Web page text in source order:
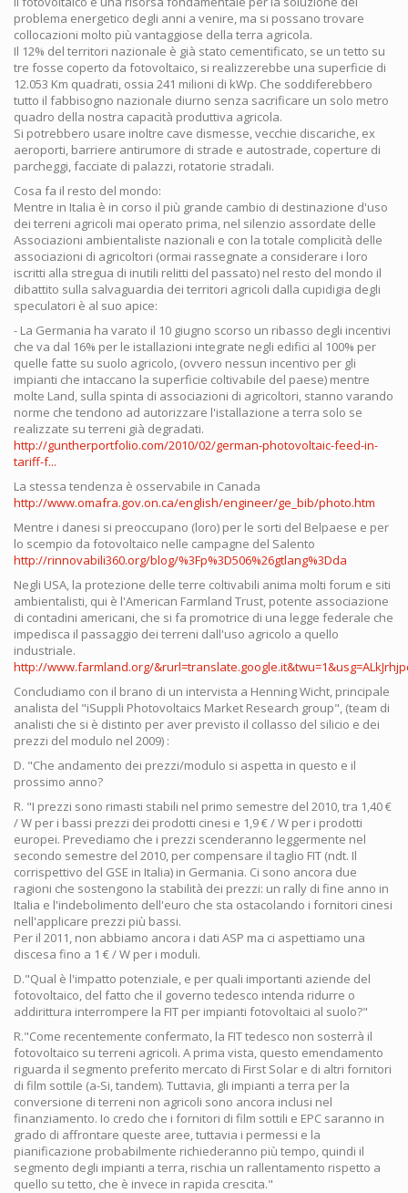
problema energetico degli anni a venire, ma si possano trovare
collocazioni molto più vantaggiose della terra agricola.
Il 12% del territori nazionale è già stato cementificato, se un tetto su
tre fosse coperto da fotovoltaico, si realizzerebbe una superficie di
12.053 Km quadrati, ossia 241 milioni di kWp. Che soddiferebbero
tutto il fabbisogno nazionale diurno senza sacrificare un solo metro
quadro della nostra capacità produttiva agricola.
Si potrebbero usare inoltre cave dismesse, vecchie discariche, ex
aeroporti, barriere antirumore di strade e autostrade, coperture di
parcheggi, facciate di palazzi, rotatorie stradali.
Cosa fa il resto del mondo:
Mentre in Italia è in corso il più grande cambio di destinazione d'uso
dei terreni agricoli mai operato prima, nel silenzio assordate delle
Associazioni ambientaliste nazionali e con la totale complicità delle
associazioni di agricoltori (ormai rassegnate a considerare i loro
iscritti alla stregua di inutili relitti del passato) nel resto del mondo il
dibattito sulla salvaguardia dei territori agricoli dalla cupidigia degli
speculatori è al suo apice:
- La Germania ha varato il 10 giugno scorso un ribasso degli incentivi
che va dal 16% per le istallazioni integrate negli edifici al 100% per
quelle fatte su suolo agricolo, (ovvero nessun incentivo per gli
impianti che intaccano la superficie coltivabile del paese) mentre
molte Land, sulla spinta di associazioni di agricoltori, stanno varando
norme che tendono ad autorizzare l'istallazione a terra solo se
realizzate su terreni già degradati.
http://guntherportfolio.com/2010/02/german-photovoltaic-feed-in-
tariff-f...
La stessa tendenza è osservabile in Canada
http://www.omafra.gov.on.ca/english/engineer/ge_bib/photo.htm
Mentre i danesi si preoccupano (loro) per le sorti del Belpaese e per
lo scempio da fotovoltaico nelle campagne del Salento
http://rinnovabili360.org/blog/%3Fp%3D506%26gtlang%3Dda
Negli USA, la protezione delle terre coltivabili anima molti forum e siti
ambientalisti, qui è l'American Farmland Trust, potente associazione
di contadini americani, che si fa promotrice di una legge federale che
impedisca il passaggio dei terreni dall'uso agricolo a quello
industriale.
http://www.farmland.org/
Concludiamo con il brano di un intervista a Henning Wicht, principale
analista del "iSuppli Photovoltaics Market Research group", (team di
analisti che si è distinto per aver previsto il collasso del silicio e dei
prezzi del modulo nel 2009) :
D. "Che andamento dei prezzi/modulo si aspetta in questo e il
prossimo anno?
R. "I prezzi sono rimasti stabili nel primo semestre del 2010, tra 1,40 €
/ W per i bassi prezzi dei prodotti cinesi e 1,9 € / W per i prodotti
europei. Prevediamo che i prezzi scenderanno leggermente nel
secondo semestre del 2010, per compensare il taglio FIT (ndt. Il
corrispettivo del GSE in Italia) in Germania. Ci sono ancora due
ragioni che sostengono la stabilità dei prezzi: un rally di fine anno in
Italia e l'indebolimento dell'euro che sta ostacolando i fornitori cinesi
nell'applicare prezzi più bassi.
Per il 2011, non abbiamo ancora i dati ASP ma ci aspettiamo una
discesa fino a 1 € / W per i moduli.
D."Qual è l'impatto potenziale, e per quali importanti aziende del
fotovoltaico, del fatto che il governo tedesco intenda ridurre o
addirittura interrompere la FIT per impianti fotovoltaici al suolo?"
R."Come recentemente confermato, la FIT tedesco non sosterrà il
fotovoltaico su terreni agricoli. A prima vista, questo emendamento
riguarda il segmento preferito mercato di First Solar e di altri fornitori
di film sottile (a-Si, tandem). Tuttavia, gli impianti a terra per la
conversione di terreni non agricoli sono ancora inclusi nel
finanziamento. Io credo che i fornitori di film sottili e EPC saranno in
grado di affrontare queste aree, tuttavia i permessi e la
pianificazione probabilmente richiederanno più tempo, quindi il
segmento degli impianti a terra, rischia un rallentamento rispetto a
quello su tetto, che è invece in rapida crescita."